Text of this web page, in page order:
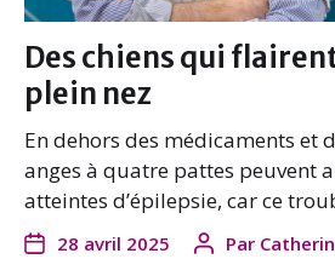
Des chiens qui
plein nez
En dehors des médicaments et
anges à quatre pattes peuvent
atteintes d’épilepsie, car ce
28 avril 2025 Par